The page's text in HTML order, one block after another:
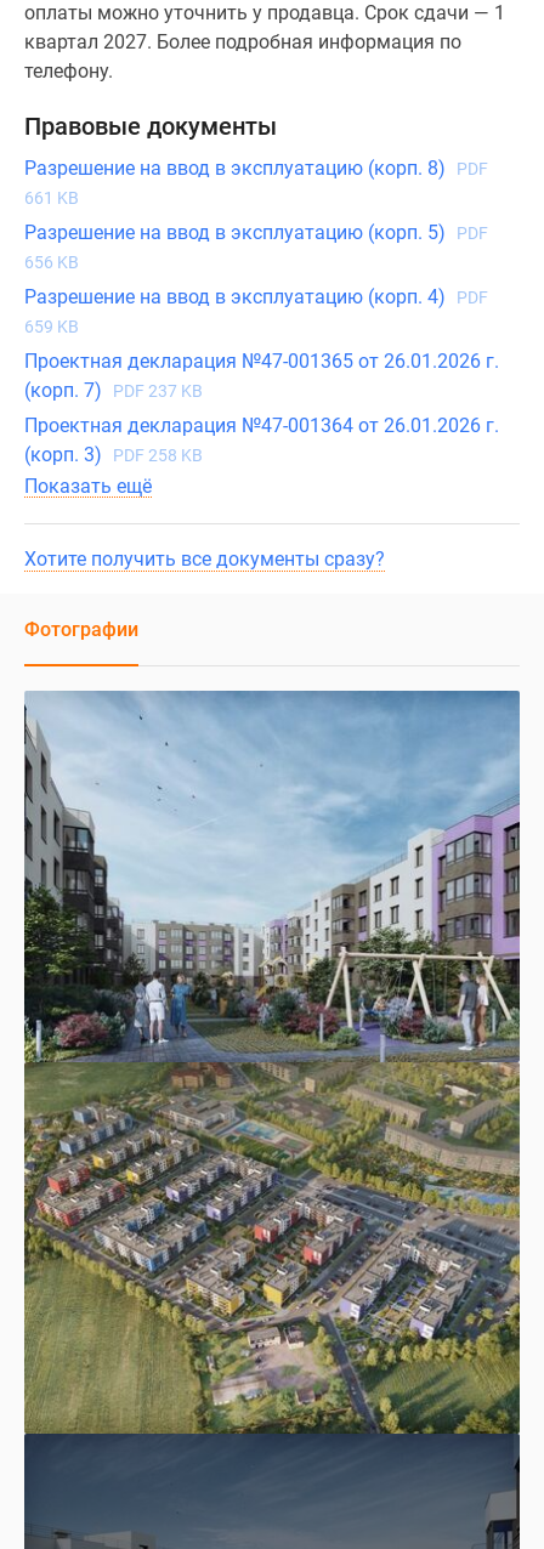
оплаты можно уточнить у продавца. Срок сдачи — 1
квартал 2027. Более подробная информация по
телефону.
Правовые документы
Разрешение на ввод в эксплуатацию (корп. 8)
PDF
661 KB
Разрешение на ввод в эксплуатацию (корп. 5)
PDF
656 KB
Разрешение на ввод в эксплуатацию (корп. 4)
PDF
659 KB
Проектная декларация №47-001365 от 26.01.2026 г.
(корп. 7)
PDF 237 KB
Проектная декларация №47-001364 от 26.01.2026 г.
(корп. 3)
PDF 258 KB
Показать ещё
Хотите получить все документы сразу?
Фотографии